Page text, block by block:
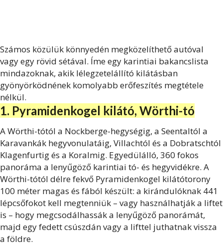
Számos közülük könnyedén megközelíthető autóval
vagy egy rövid sétával. Íme egy karintiai bakancslista
mindazoknak, akik lélegzetelállító kilátásban
gyönyörködnének komolyabb erőfeszítés megtétele
nélkül.
1. Pyramidenkogel kilátó, Wörthi-tó
A Wörthi-tótól a Nockberge-hegységig, a Seentaltól a
Karavankák hegyvonulatáig, Villachtól és a Dobratschtól
Klagenfurtig és a Koralmig. Egyedülálló, 360 fokos
panoráma a lenyűgöző karintiai tó- és hegyvidékre. A
Wörthi-tótól délre fekvő Pyramidenkogel kilátótorony
100 méter magas és fából készült: a kirándulóknak 441
lépcsőfokot kell megtenniük – vagy használhatják a liftet
is – hogy megcsodálhassák a lenyűgöző panorámát,
majd egy fedett csúszdán vagy a lifttel juthatnak vissza
a földre.